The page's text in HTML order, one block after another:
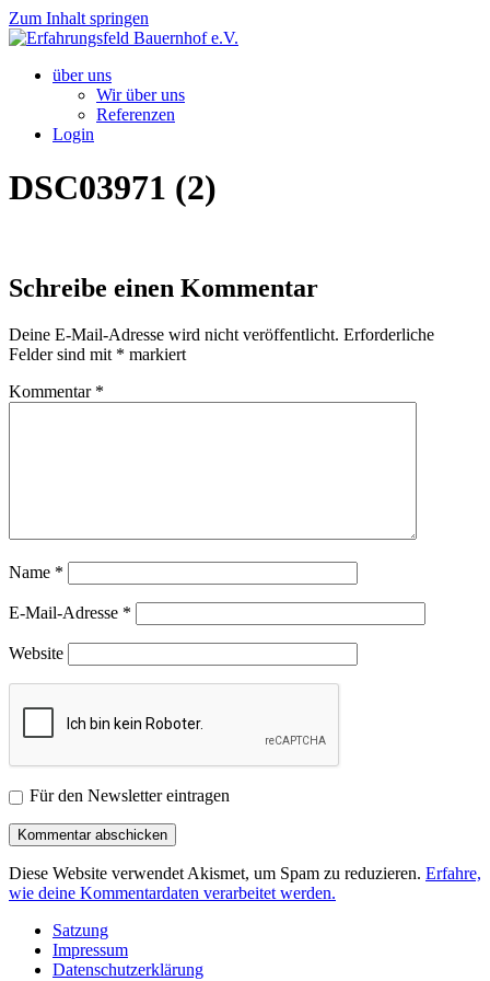
Zum Inhalt springen
über uns
Wir über uns
Referenzen
Login
DSC03971 (2)
Schreibe einen Kommentar
Deine E-Mail-Adresse wird nicht veröffentlicht. Erforderliche
Felder sind mit * markiert
Kommentar *
Name *
E-Mail-Adresse *
Website
Für den Newsletter eintragen
Diese Website verwendet Akismet, um Spam zu reduzieren. Erfahre,
wie deine Kommentardaten verarbeitet werden.
Satzung
Impressum
Datenschutzerklärung